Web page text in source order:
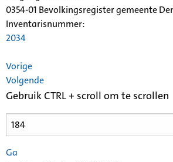
0354-01 Bevolkingsregister gemeente
Inventarisnummer:
2034
Vorige
Volgende
Gebruik CTRL + scroll om te scrollen
Ga